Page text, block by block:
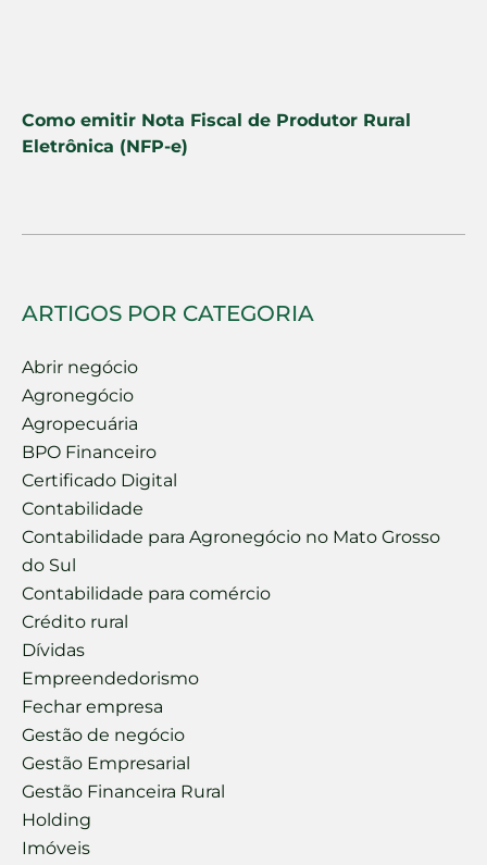
Como emitir Nota Fiscal de Produtor Rural
Eletrônica (NFP-e)
ARTIGOS POR CATEGORIA
Abrir negócio
Agronegócio
Agropecuária
BPO Financeiro
Certificado Digital
Contabilidade
Contabilidade para Agronegócio no Mato Grosso
do Sul
Contabilidade para comércio
Crédito rural
Dívidas
Empreendedorismo
Fechar empresa
Gestão de negócio
Gestão Empresarial
Gestão Financeira Rural
Holding
Imóveis